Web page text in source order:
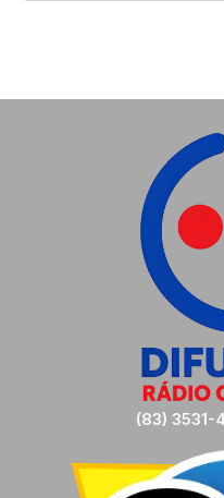
(83) 3531-